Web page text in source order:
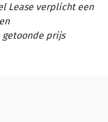
Lease verplicht een
prijs